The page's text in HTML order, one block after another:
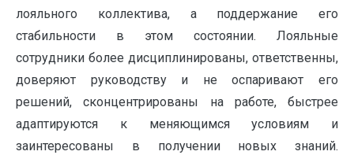
лояльного коллектива, а поддержание его
стабильности в этом состоянии. Лояльные
сотрудники более дисциплинированы, ответственны,
доверяют руководству и не оспаривают его
решений, сконцентрированы на работе, быстрее
адаптируются к меняющимся условиям и
заинтересованы в получении новых знаний.